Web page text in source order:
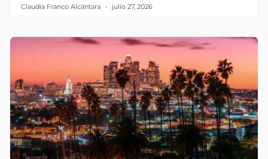
Claudia Franco Alcántara julio 27, 2026